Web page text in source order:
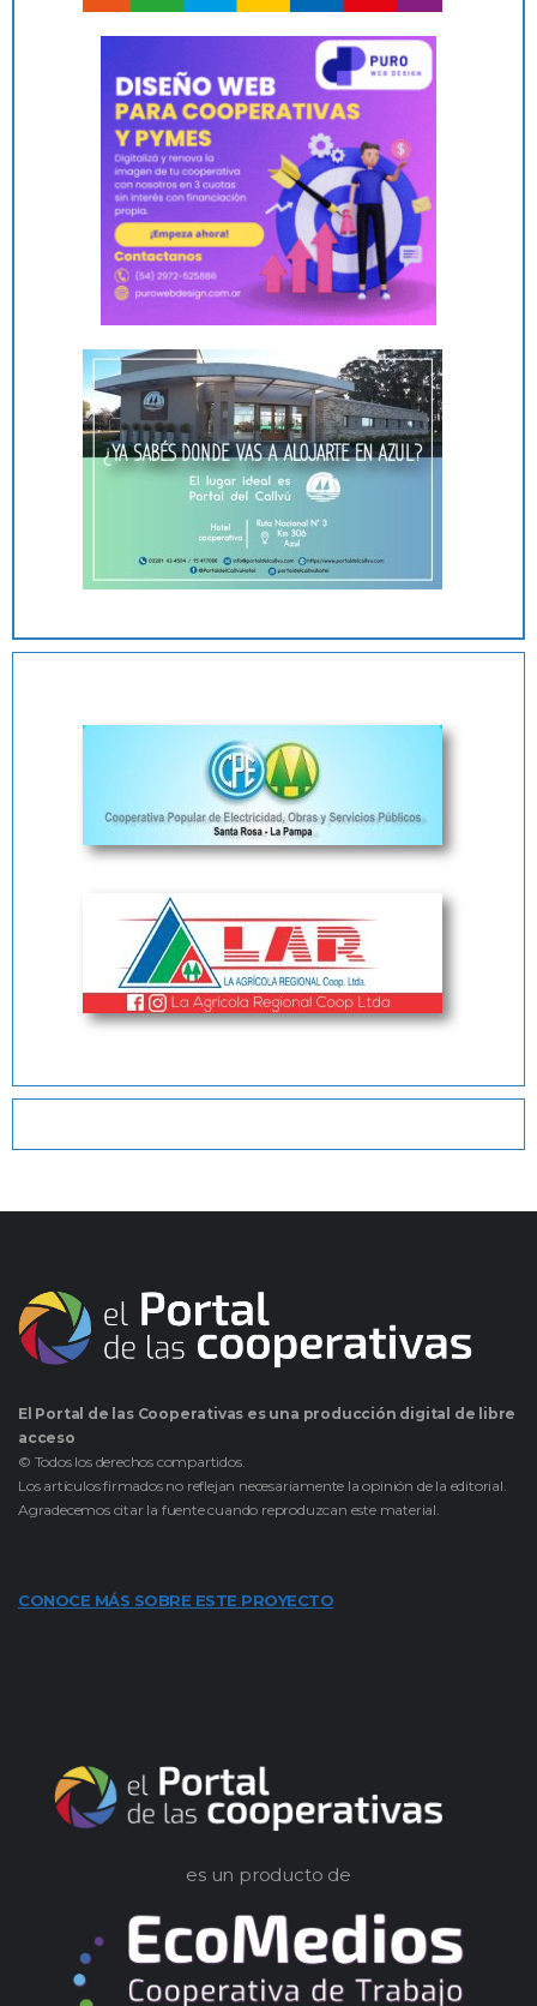
El Portal de las Cooperativas es una producción digital de libre
acceso
© Todos los derechos compartidos.
Los artículos firmados no reflejan necesariamente la opinión de la editorial.
Agradecemos citar la fuente cuando reproduzcan este material.
CONOCE MÁS SOBRE ESTE PROYECTO
es un producto de